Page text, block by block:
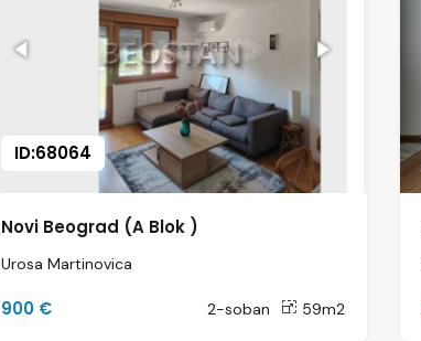
ID:68064
Novi Beograd (A Blok )
Urosa Martinovica
900 € 2-soban 59m2